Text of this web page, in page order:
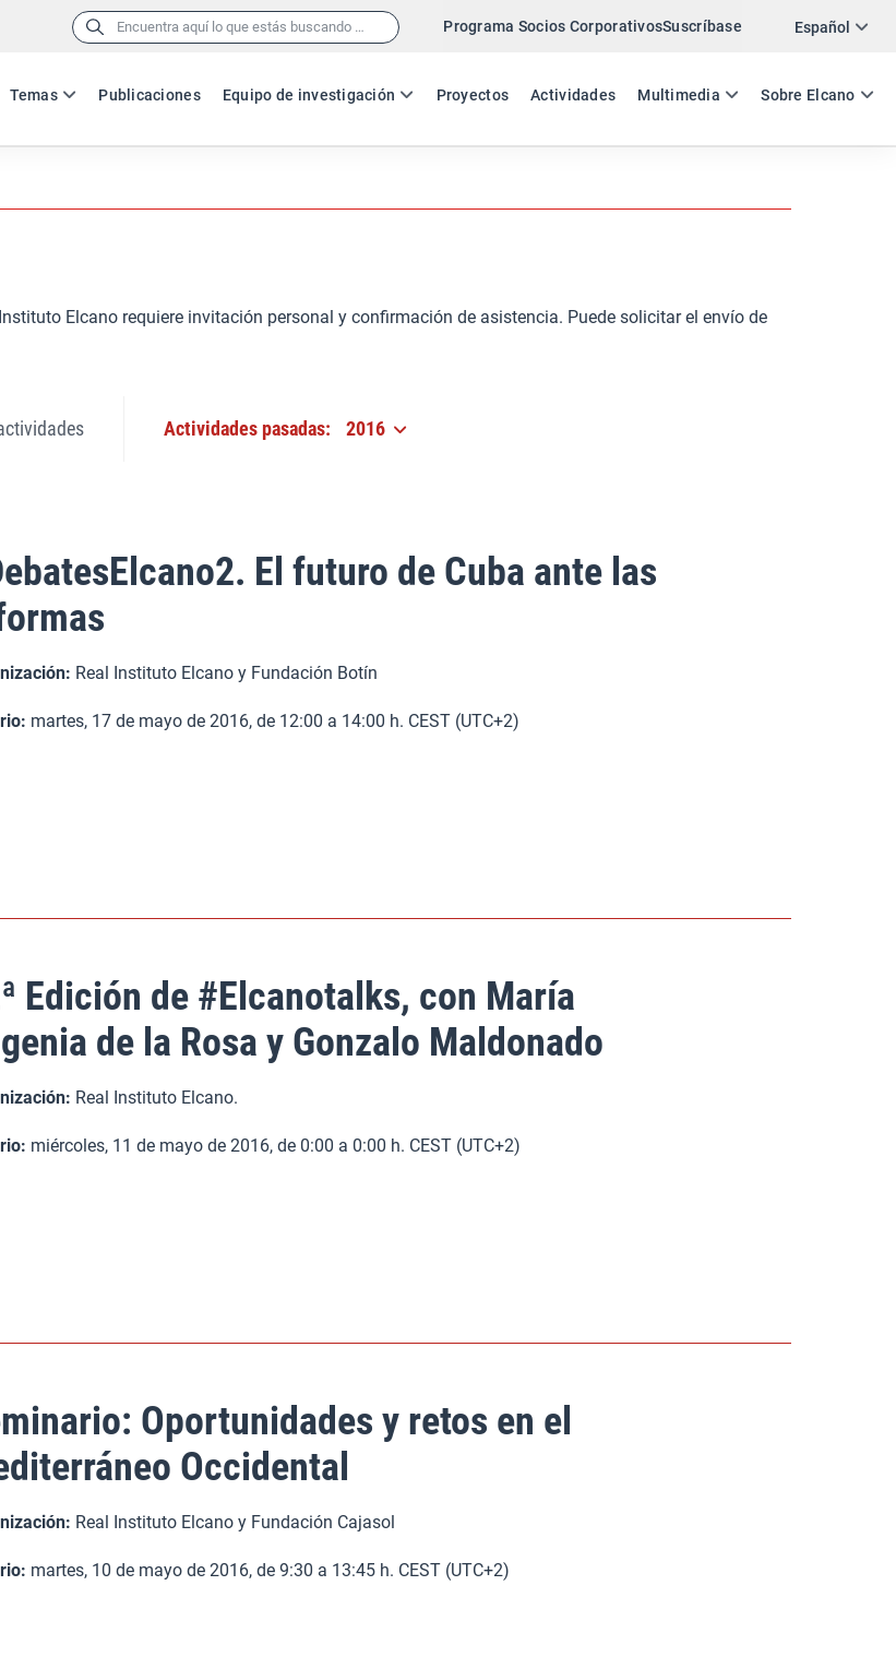
Buscar: Programa Socios CorporativosSuscríbase Español
ES EN
Temas Publicaciones Equipo de investigación Proyectos Actividades Multimedia Sobre Elcano
Elcano requiere invitación personal y confirmación de asistencia. Puede solicitar el envío de
Actividades pasadas: 2016
El futuro de Cuba ante las
Real Instituto Elcano y Fundación Botín
martes, 17 de mayo de 2016, de 12:00 a 14:00 h. CEST (UTC+2)
Edición de #Elcanotalks, con María
de la Rosa y Gonzalo Maldonado
Real Instituto Elcano.
miércoles, 11 de mayo de 2016, de 0:00 a 0:00 h. CEST (UTC+2)
Oportunidades y retos en el
Occidental
Real Instituto Elcano y Fundación Cajasol
martes, 10 de mayo de 2016, de 9:30 a 13:45 h. CEST (UTC+2)